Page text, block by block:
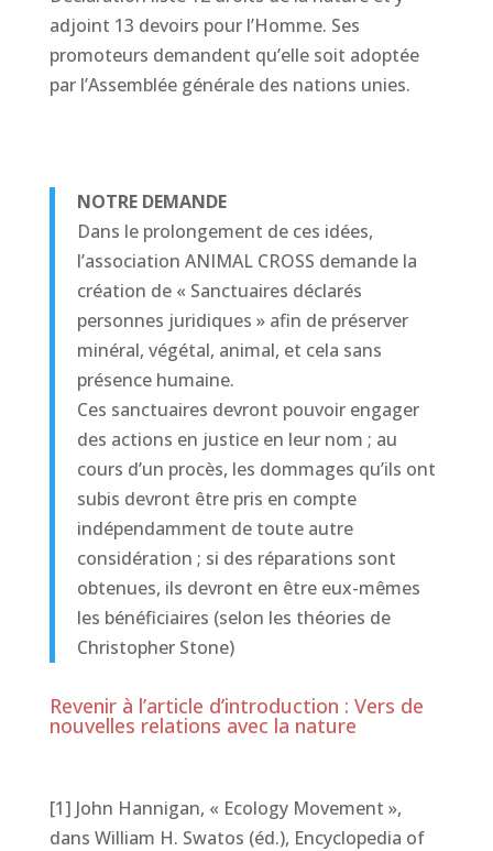
adjoint 13 devoirs pour l’Homme. Ses
promoteurs demandent qu’elle soit adoptée
par l’Assemblée générale des nations unies.
NOTRE DEMANDE
Dans le prolongement de ces idées,
l’association ANIMAL CROSS demande la
création de « Sanctuaires déclarés
personnes juridiques » afin de préserver
minéral, végétal, animal, et cela sans
présence humaine.
Ces sanctuaires devront pouvoir engager
des actions en justice en leur nom ; au
cours d’un procès, les dommages qu’ils ont
subis devront être pris en compte
indépendamment de toute autre
considération ; si des réparations sont
obtenues, ils devront en être eux-mêmes
les bénéficiaires (selon les théories de
Christopher Stone)
Revenir à l’article d’introduction : Vers de
nouvelles relations avec la nature
[1] John Hannigan, « Ecology Movement »,
dans William H. Swatos (éd.), Encyclopedia of